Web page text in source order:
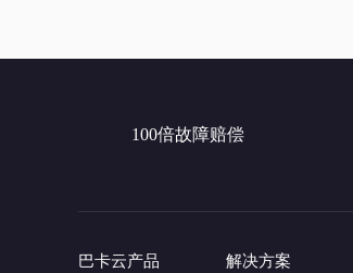
100倍故障赔偿
巴卡云产品 解决方案